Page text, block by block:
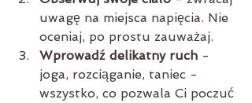
uwagę na miejsca napięcia. Nie
oceniaj, po prostu zauważaj.
Wprowadź delikatny ruch -
joga, rozciąganie, taniec -
wszystko, co pozwala Ci poczuć